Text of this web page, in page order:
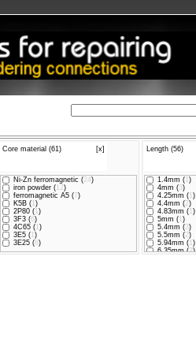
Core material (61) [x]
Ni-Zn ferromagnetic (24 )
iron powder (12)
ferromagnetic A5 (7)
K5B (1)
2P80 (1)
3F3 (6)
4C65 (1)
3E5 (1)
3E25 ( 8 )
Length (56)
1.4mm (1)
4mm (3 )
4.25mm (1)
4.4mm (2)
4.83mm (1)
5mm (1)
5.4mm (3 )
5.5mm (2)
5.94mm (1)
6.35mm (2)